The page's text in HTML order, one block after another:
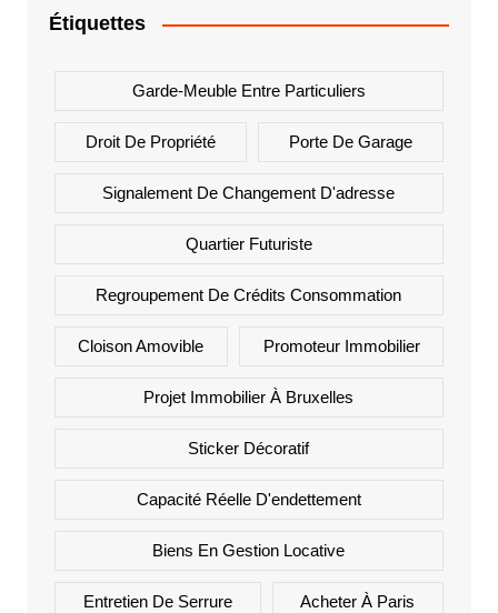
Étiquettes
Garde-Meuble Entre Particuliers
Droit De Propriété Porte De Garage
Signalement De Changement D'adresse
Quartier Futuriste
Regroupement De Crédits Consommation
Cloison Amovible Promoteur Immobilier
Projet Immobilier À Bruxelles
Sticker Décoratif
Capacité Réelle D'endettement
Biens En Gestion Locative
Entretien De Serrure Acheter À Paris